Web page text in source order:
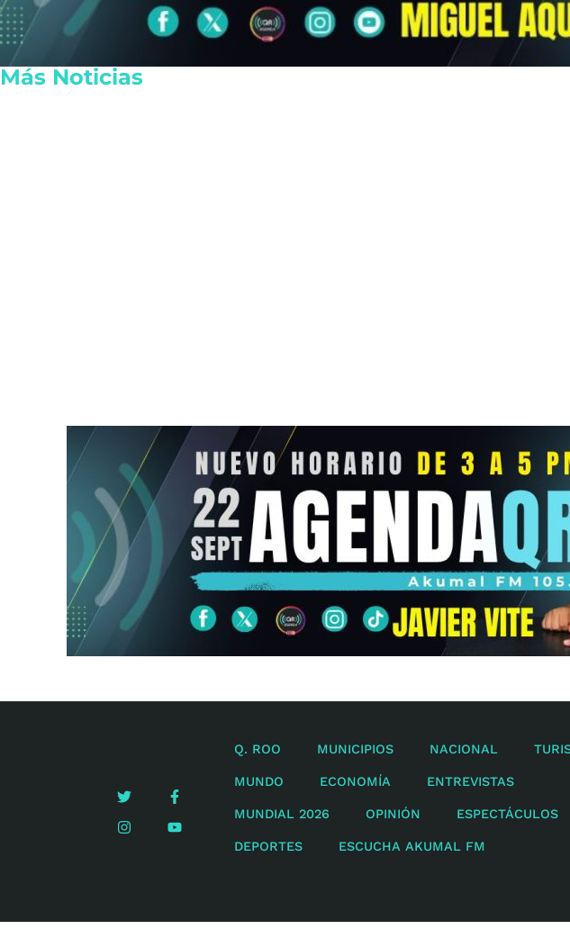
Más Noticias
Q. ROO MUNICIPIOS NACIONAL
MUNDO ECONOMÍA ENTREVISTAS
MUNDIAL 2026 OPINIÓN ESPECTÁCULOS
DEPORTES ESCUCHA AKUMAL FM